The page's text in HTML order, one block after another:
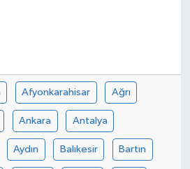
Afyonkarahisar Ağrı
Ankara Antalya
Aydın Balıkesir Bartın